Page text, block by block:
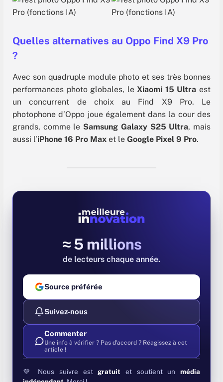
Quelles alternatives au Oppo Find X9 Pro
?
Avec son quadruple module photo et ses très bonnes
performances photo globales, leXiaomi 15 Ultra est
un concurrent de choix au Find X9 Pro. Le
photophone d’Oppo joue également dans la cour des
grands, comme le Samsung Galaxy S25 Ultra, mais
aussi l’iPhone 16 Pro Max et le Google Pixel 9 Pro.
≈ 5 millions
de lecteurs chaque année
Source préférée
Suivez-nous
Commenter
Une info à vérifier ? Pas d'accord ? Réagissez à cet
article !
💜 Nous suivre estgratuit et soutient unmédia